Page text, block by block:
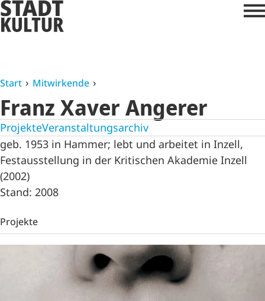
Start Mitwirkende
Franz Xaver Angerer
ProjekteVeranstaltungsarchiv
geb. 1953 in Hammer; lebt und arbeitet in Inzell,
Festausstellung in der Kritischen Akademie Inzell
(2002)
Stand: 2008
Projekte